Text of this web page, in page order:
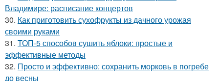
Владимире: расписание концертов
30. Как приготовить сухофрукты из дачного урожая
своими руками
31. ТОП-5 способов сушить яблоки: простые и
эффективные методы
32. Просто и эффективно: сохранить морковь в погребе
до весны